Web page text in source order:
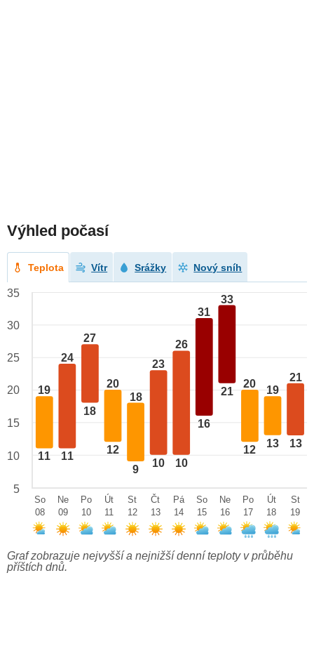
Výhled počasí
Teplota Vítr Srážky Nový sníh
19
11
24
11
27
18
20
12
18
9
23
10
26
10
31
16
33
21
20
12
19
13
21
13
35
30
25
20
15
10
5
So
08
Ne
09
Po
10
Út
11
St
12
Čt
13
Pá
14
So
15
Ne
16
Po
17
Út
18
St
19
Graf zobrazuje nejvyšší a nejnižší denní teploty v průběhu
příštích dnů.